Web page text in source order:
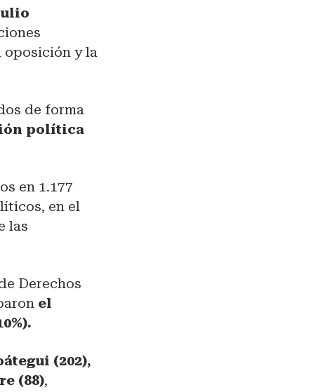
oposición y la
de forma
política
en 1.177
en el
las
Derechos
el
(202),
(88),